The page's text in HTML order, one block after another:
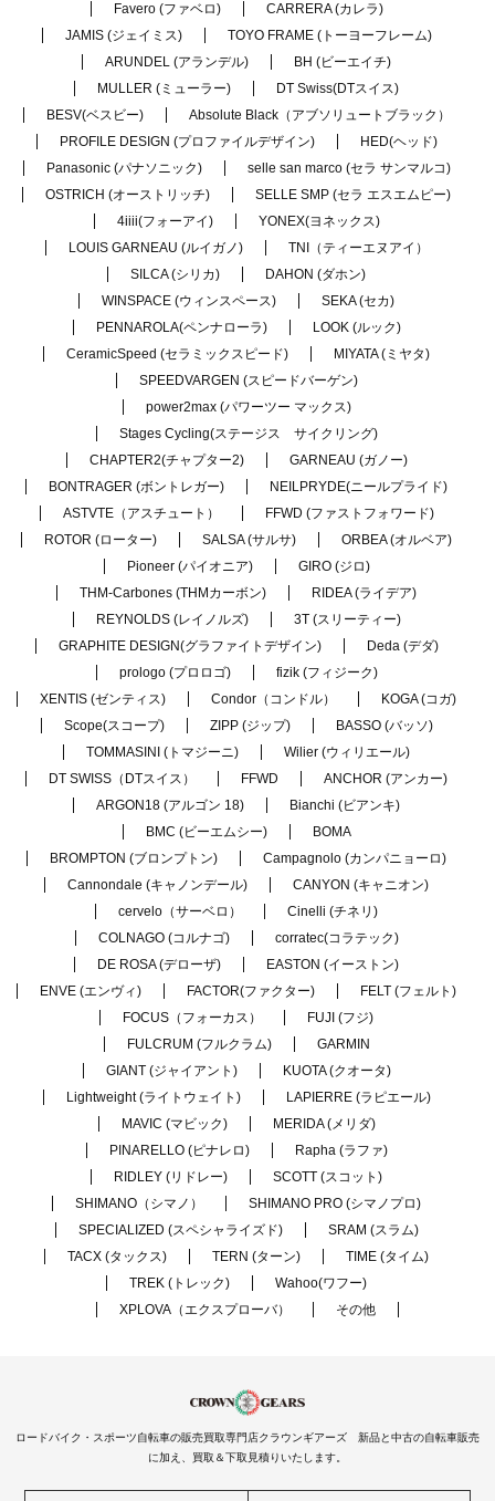
Favero (ファベロ)
CARRERA (カレラ)
JAMIS (ジェイミス)
TOYO FRAME (トーヨーフレーム)
ARUNDEL (アランデル)
BH (ビーエイチ)
MULLER (ミューラー)
DT Swiss(DTスイス)
BESV(ベスビー)
Absolute Black（アブソリュートブラック）
PROFILE DESIGN (プロファイルデザイン)
HED(ヘッド)
Panasonic (パナソニック)
selle san marco (セラ サンマルコ)
OSTRICH (オーストリッチ)
SELLE SMP (セラ エスエムピー)
4iiii(フォーアイ)
YONEX(ヨネックス)
LOUIS GARNEAU (ルイガノ)
TNI（ティーエヌアイ）
SILCA (シリカ)
DAHON (ダホン)
WINSPACE (ウィンスペース)
SEKA (セカ)
PENNAROLA(ペンナローラ)
LOOK (ルック)
CeramicSpeed (セラミックスピード)
MIYATA (ミヤタ)
SPEEDVARGEN (スピードバーゲン)
power2max (パワーツー マックス)
Stages Cycling(ステージス サイクリング)
CHAPTER2(チャプター2)
GARNEAU (ガノー)
BONTRAGER (ボントレガー)
NEILPRYDE(ニールプライド)
ASTVTE（アスチュート）
FFWD (ファストフォワード)
ROTOR (ローター)
SALSA (サルサ)
ORBEA (オルベア)
Pioneer (パイオニア)
GIRO (ジロ)
THM-Carbones (THMカーボン)
RIDEA (ライデア)
REYNOLDS (レイノルズ)
3T (スリーティー)
GRAPHITE DESIGN(グラファイトデザイン)
Deda (デダ)
prologo (プロロゴ)
fizik (フィジーク)
XENTIS (ゼンティス)
Condor（コンドル）
KOGA (コガ)
Scope(スコープ)
ZIPP (ジップ)
BASSO (バッソ)
TOMMASINI (トマジーニ)
Wilier (ウィリエール)
DT SWISS（DTスイス）
FFWD
ANCHOR (アンカー)
ARGON18 (アルゴン 18)
Bianchi (ビアンキ)
BMC (ビーエムシー)
BOMA
BROMPTON (ブロンプトン)
Campagnolo (カンパニョーロ)
Cannondale (キャノンデール)
CANYON (キャニオン)
cervelo（サーベロ）
Cinelli (チネリ)
COLNAGO (コルナゴ)
corratec(コラテック)
DE ROSA (デローザ)
EASTON (イーストン)
ENVE (エンヴィ)
FACTOR(ファクター)
FELT (フェルト)
FOCUS（フォーカス）
FUJI (フジ)
FULCRUM (フルクラム)
GARMIN
GIANT (ジャイアント)
KUOTA (クオータ)
Lightweight (ライトウェイト)
LAPIERRE (ラピエール)
MAVIC (マビック)
MERIDA (メリダ)
PINARELLO (ピナレロ)
Rapha (ラファ)
RIDLEY (リドレー)
SCOTT (スコット)
SHIMANO（シマノ）
SHIMANO PRO (シマノプロ)
SPECIALIZED (スペシャライズド)
SRAM (スラム)
TACX (タックス)
TERN (ターン)
TIME (タイム)
TREK (トレック)
Wahoo(ワフー)
XPLOVA（エクスプローバ）
その他
ロードバイク・スポーツ自転車の販売買取専門店クラウンギアーズ 新品と中古の自転車販売
に加え、買取＆下取見積りいたします。